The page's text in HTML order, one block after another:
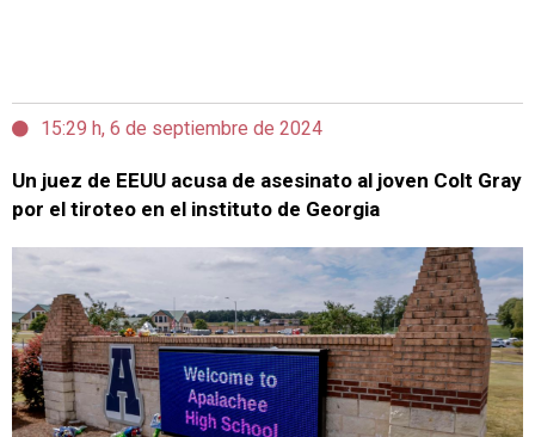
15:29 h, 6 de septiembre de 2024
Un juez de EEUU acusa de asesinato al joven Colt Gray
por el tiroteo en el instituto de Georgia